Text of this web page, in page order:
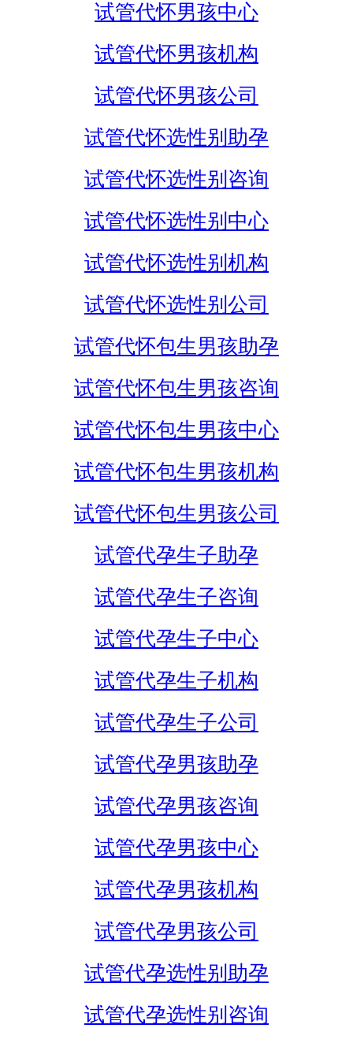
试管代怀男孩中心
试管代怀男孩机构
试管代怀男孩公司
试管代怀选性别助孕
试管代怀选性别咨询
试管代怀选性别中心
试管代怀选性别机构
试管代怀选性别公司
试管代怀包生男孩助孕
试管代怀包生男孩咨询
试管代怀包生男孩中心
试管代怀包生男孩机构
试管代怀包生男孩公司
试管代孕生子助孕
试管代孕生子咨询
试管代孕生子中心
试管代孕生子机构
试管代孕生子公司
试管代孕男孩助孕
试管代孕男孩咨询
试管代孕男孩中心
试管代孕男孩机构
试管代孕男孩公司
试管代孕选性别助孕
试管代孕选性别咨询